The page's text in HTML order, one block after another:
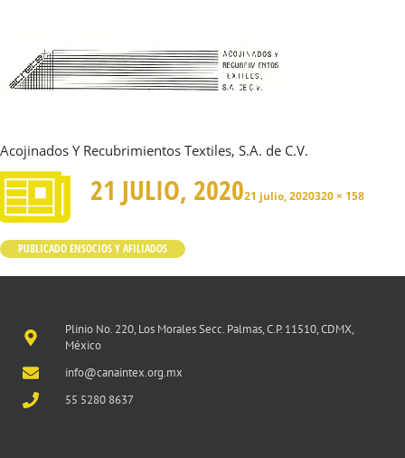
Acojinados Y Recubrimientos Textiles, S.A. de C.V.
21 JULIO, 202021 julio, 2020320 × 158
PUBLICADO ENSOCIOS Y AFILIADOS
Plinio No. 220, Los Morales Secc. Palmas, C.P. 11510, CDMX,
México
info@canaintex.org.mx
55 5280 8637